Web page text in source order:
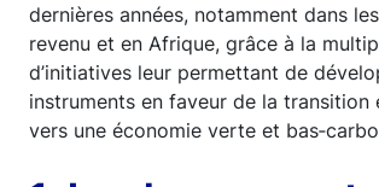
dernières années, notamment dans
revenu et en Afrique, grâce à la
d’initiatives leur permettant de
instruments en faveur de la transition
vers une économie verte et